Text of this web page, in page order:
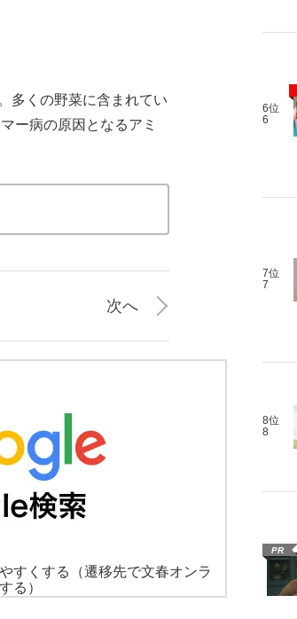
多くの野菜に含まれてい
ー病の原因となるアミ
次へ
すくする
（遷移先で文春オンラ
る）
6位
6
7位
7
8位
8
PR